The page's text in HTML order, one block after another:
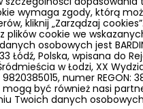
wyglądem „dorosłe”
jedynie
bierze się pod uwagę
wymaga zgody, którą
kliknij „Zarządzaj
cookie we
osobowych jest BARDIN
Łódź, Polska, wpisana do
w Łodzi, XX
numer REGON:
być również nasi
Twoich danych